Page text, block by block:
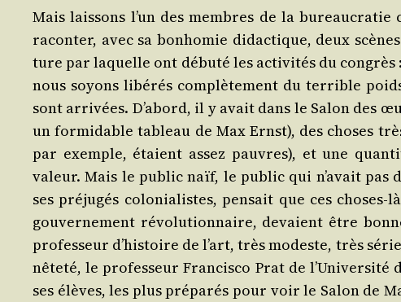
Mais lais­sons l’un des membres de la
racon­ter, avec sa bon­ho­mie didac­tique, deux
ture par laquelle ont débu­té les acti­vi­tés du congrès
nous soyons libé­rés com­plè­te­ment du ter­rible
sont arri­vées. D’a­bord, il y avait dans le Salon des
un for­mi­dable tableau de Max Ernst), des choses
par exemple, étaient assez pauvres), et une
valeur. Mais le public naïf, le public qui n’a­vait
ses pré­ju­gés colo­nia­listes, pen­sait que ces
gou­ver­ne­ment révo­lu­tion­naire, devaient être
pro­fes­seur d’his­toire de l’art, très modeste, très
nê­te­té, le pro­fes­seur Fran­cis­co Prat de l’U­ni­ver­si­té
ses élèves, les plus pré­pa­rés pour voir le Salon de